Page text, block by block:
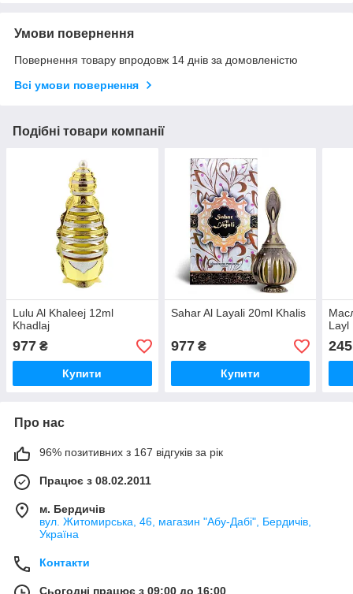
Умови повернення
Повернення товару впродовж 14 днів за домовленістю
Всі умови повернення
Подібні товари компанії
Lulu Al Khaleej 12ml
Khadlaj
977 ₴
Купити
Sahar Al Layali 20ml Khalis
977₴
Купити
Layl
245
Про нас
96% позитивних з 167 відгуків за рік
Працює з 08.02.2011
м. Бердичів
вул. Житомирська, 46, магазин "Абу-Дабі", Бердичів,
Україна
Контакти
Сьогодні працює з 09:00 до 16:00